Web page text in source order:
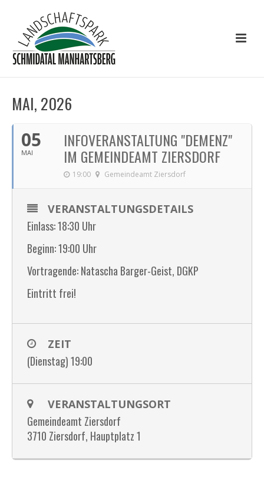
MAI, 2026
05
MAI
INFOVERANSTALTUNG "DEMENZ"
IM GEMEINDEAMT ZIERSDORF
19:00 Gemeindeamt Ziersdorf
VERANSTALTUNGSDETAILS
Einlass: 18:30 Uhr
Beginn: 19:00 Uhr
Vortragende: Natascha Barger-Geist, DGKP
Eintritt frei!
ZEIT
(Dienstag) 19:00
VERANSTALTUNGSORT
Gemeindeamt Ziersdorf
3710 Ziersdorf, Hauptplatz 1